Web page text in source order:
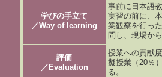
学びの手立て
／Way of learning
事前に日本語
実習の前に、
業観察を行っ
問し、現場か
評価
／Evaluation
授業への貢献
擬授業（20％
る。